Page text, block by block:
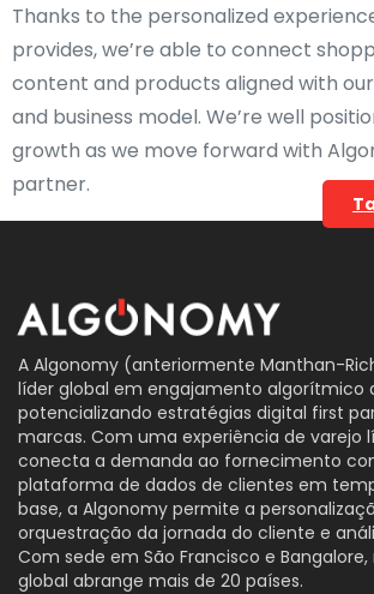
Thanks to the personalized
provides, we’re able to connect
content and products aligned with
and business model. We’re well
growth as we move forward with
partner.
A Algonomy (anteriormente Manthan-
líder global em engajamento algorítmico
potencializando estratégias digital first
marcas. Com uma experiência de varejo
conecta a demanda ao fornecimento
plataforma de dados de clientes em
base, a Algonomy permite a
orquestração da jornada do cliente e
Com sede em São Francisco e
global abrange mais de 20 países.